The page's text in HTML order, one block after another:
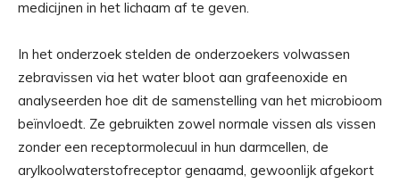
medicijnen in het lichaam af te geven.
In het onderzoek stelden de onderzoekers volwassen
zebravissen via het water bloot aan grafeenoxide en
analyseerden hoe dit de samenstelling van het microbioom
beïnvloedt. Ze gebruikten zowel normale vissen als vissen
zonder een receptormolecuul in hun darmcellen, de
arylkoolwaterstofreceptor genaamd, gewoonlijk afgekort